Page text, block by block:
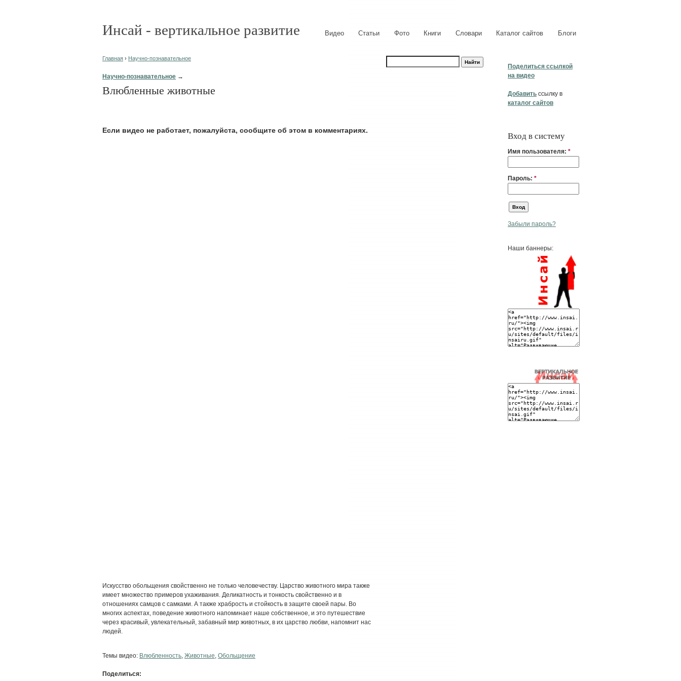
Инсай - вертикальное развитие Видео Статьи Фото Книги Словари Каталог сайтов Блоги
Поделиться ссылкой
на видео
Добавить ссылку в
каталог сайтов
Вход в систему
Имя пользователя: *
Пароль: *
Забыли пароль?
Наши баннеры:
Главная › Научно-познавательное
Научно-познавательное →
Влюбленные животные
Eсли видео не работает, пожалуйста, сообщите об этом в комментариях.
Искусство обольщения свойственно не только человечеству. Царство животного мира также
имеет множество примеров ухаживания. Деликатность и тонкость свойственно и в
отношениях самцов с самками. А также храбрость и стойкость в защите своей пары. Во
многих аспектах, поведение животного напоминает наше собственное, и это путешествие
через красивый, увлекательный, забавный мир животных, в их царство любви, напомнит нас
людей.
Темы видео: Влюбленность Животные Обольщение
Поделиться: